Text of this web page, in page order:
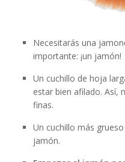
Necesitarás una
importante: ¡un jamón!
Un cuchillo de hoja
estar bien afilado. Así,
finas.
Un cuchillo más
jamón.